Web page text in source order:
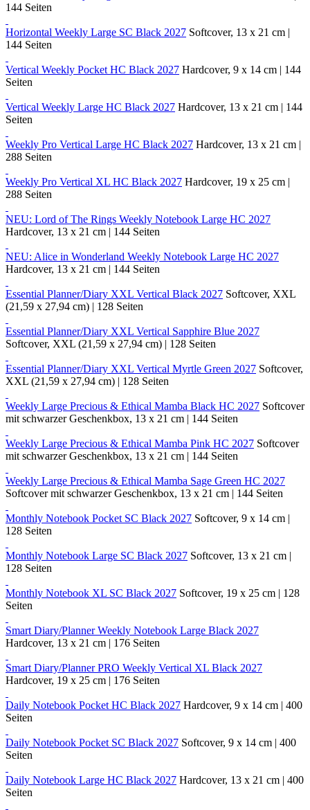
144 Seiten
Horizontal Weekly Large SC Black 2027 Softcover, 13 x 21 cm |
144 Seiten
Vertical Weekly Pocket HC Black 2027 Hardcover, 9 x 14 cm | 144
Seiten
Vertical Weekly Large HC Black 2027 Hardcover, 13 x 21 cm | 144
Seiten
Weekly Pro Vertical Large HC Black 2027 Hardcover, 13 x 21 cm |
288 Seiten
Weekly Pro Vertical XL HC Black 2027 Hardcover, 19 x 25 cm |
288 Seiten
NEU: Lord of The Rings Weekly Notebook Large HC 2027
Hardcover, 13 x 21 cm | 144 Seiten
NEU: Alice in Wonderland Weekly Notebook Large HC 2027
Hardcover, 13 x 21 cm | 144 Seiten
Essential Planner/Diary XXL Vertical Black 2027 Softcover, XXL
(21,59 x 27,94 cm) | 128 Seiten
Essential Planner/Diary XXL Vertical Sapphire Blue 2027
Softcover, XXL (21,59 x 27,94 cm) | 128 Seiten
Essential Planner/Diary XXL Vertical Myrtle Green 2027 Softcover,
XXL (21,59 x 27,94 cm) | 128 Seiten
Weekly Large Precious & Ethical Mamba Black HC 2027 Softcover
mit schwarzer Geschenkbox, 13 x 21 cm | 144 Seiten
Weekly Large Precious & Ethical Mamba Pink HC 2027 Softcover
mit schwarzer Geschenkbox, 13 x 21 cm | 144 Seiten
Weekly Large Precious & Ethical Mamba Sage Green HC 2027
Softcover mit schwarzer Geschenkbox, 13 x 21 cm | 144 Seiten
Monthly Notebook Pocket SC Black 2027 Softcover, 9 x 14 cm |
128 Seiten
Monthly Notebook Large SC Black 2027 Softcover, 13 x 21 cm |
128 Seiten
Monthly Notebook XL SC Black 2027 Softcover, 19 x 25 cm | 128
Seiten
Smart Diary/Planner Weekly Notebook Large Black 2027
Hardcover, 13 x 21 cm | 176 Seiten
Smart Diary/Planner PRO Weekly Vertical XL Black 2027
Hardcover, 19 x 25 cm | 176 Seiten
Daily Notebook Pocket HC Black 2027 Hardcover, 9 x 14 cm | 400
Seiten
Daily Notebook Pocket SC Black 2027 Softcover, 9 x 14 cm | 400
Seiten
Daily Notebook Large HC Black 2027 Hardcover, 13 x 21 cm | 400
Seiten